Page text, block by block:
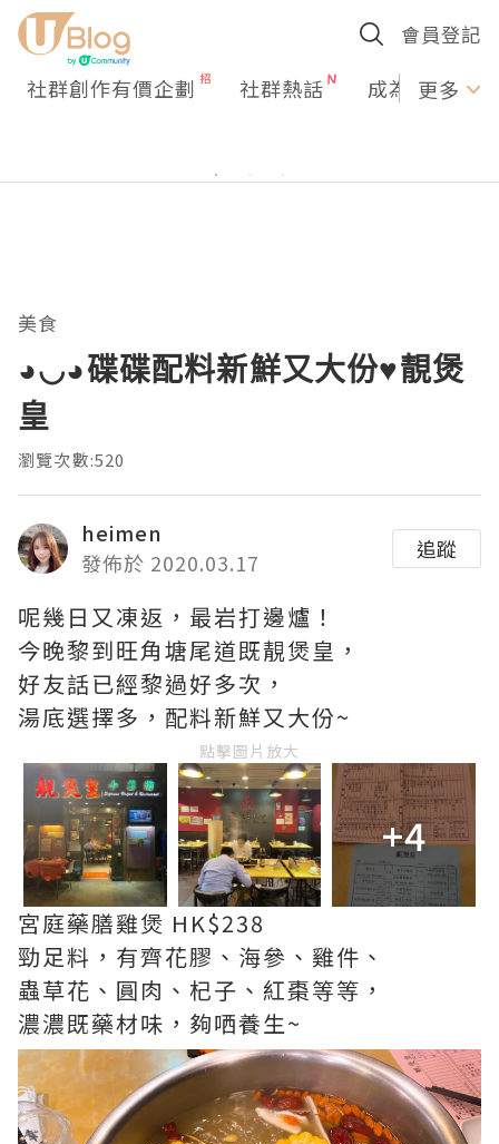
會員登記
社群創作有價企劃 社群熱話 成為U更多
美食
◕◡◕碟碟配料新鮮又大份♥靚煲
皇
瀏覽次數:520
heimen
發佈於 2020.03.17
追蹤
呢幾日又凍返，最岩打邊爐！
今晚黎到旺角塘尾道既靚煲皇，
好友話已經黎過好多次，
湯底選擇多，配料新鮮又大份~
點擊圖片放大
+4
宮庭藥膳雞煲 HK$238
勁足料，有齊花膠、海參、雞件、
蟲草花、圓肉、杞子、紅棗等等，
濃濃既藥材味，夠哂養生~